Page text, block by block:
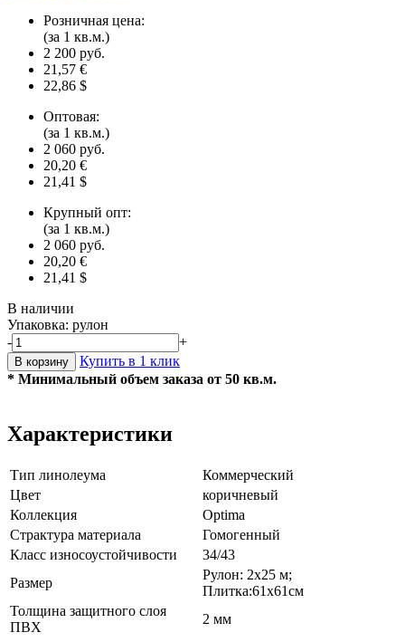
Розничная цена:
(за 1 кв.м.)
2 200 руб.
21,57 €
22,86 $
Оптовая:
(за 1 кв.м.)
2 060 руб.
20,20 €
21,41 $
Крупный опт:
(за 1 кв.м.)
2 060 руб.
20,20 €
21,41 $
В наличии
Упаковка: рулон
-
+
В корзину
Купить в 1 клик
* Минимальный объем заказа от 50 кв.м.
Характеристики
Тип линолеума
Коммерческий
Цвет
коричневый
Коллекция
Optima
Страктура материала
Гомогенный
Класс износоустойчивости
34/43
Размер
Рулон: 2х25 м;
Плитка:61х61см
Толщина защитного слоя
ПВХ
2 мм